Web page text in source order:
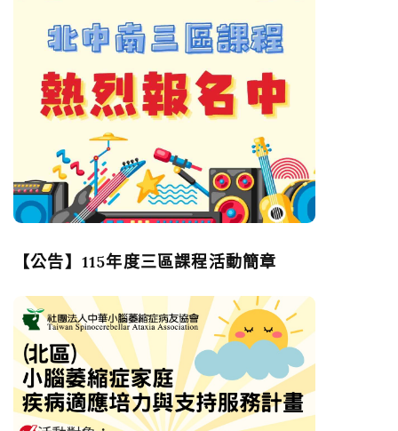
【公告】115年度三區課程活動簡章